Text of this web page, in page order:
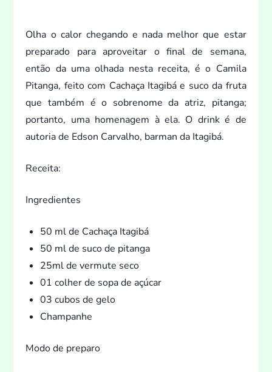
Olha o calor chegando e nada melhor que estar
preparado para aproveitar o final de semana,
então da uma olhada nesta receita, é o Camila
Pitanga, feito com Cachaça Itagibá e suco da fruta
que também é o sobrenome da atriz, pitanga;
portanto, uma homenagem à ela. O drink é de
autoria de Edson Carvalho, barman da Itagibá.
Receita:
Ingredientes
50 ml de Cachaça Itagibá
50 ml de suco de pitanga
25ml de vermute seco
01 colher de sopa de açúcar
03 cubos de gelo
Champanhe
Modo de preparo